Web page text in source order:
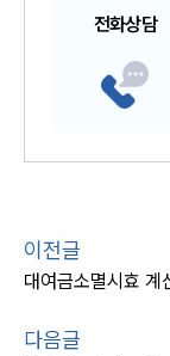
전화상담
이전글
대여금소멸시효 계
다음글